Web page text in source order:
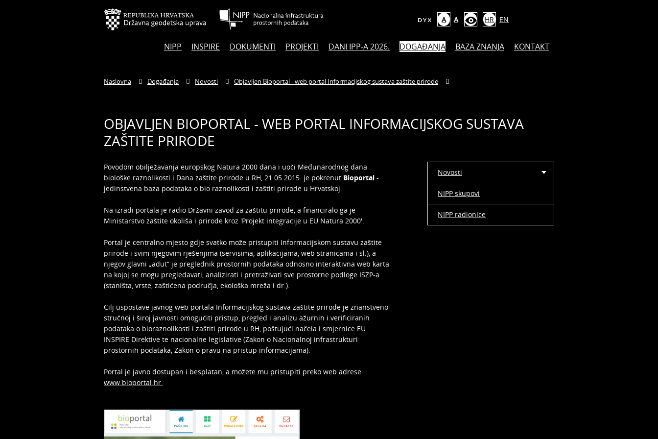
A A HR EN
NIPP INSPIRE DOKUMENTI PROJEKTI DANI IPP-A 2026. DOGAĐANJA BAZA ZNANJA KONTAKT
Naslovna Događanja Novosti Objavljen Bioportal - web portal Informacijskog sustava zaštite prirode
OBJAVLJEN BIOPORTAL - WEB PORTAL INFORMACIJSKOG SUSTAVA
ZAŠTITE PRIRODE
Povodom obilježavanja europskog Natura 2000 dana i uoči Međunarodnog dana
biološke raznolikosti i Dana zaštite prirode u RH, 21.05.2015. je pokrenut Bioportal -
jedinstvena baza podataka o bio raznolikosti i zaštiti prirode u Hrvatskoj.
Na izradi portala je radio Državni zavod za zaštitu prirode, a financiralo ga je
Ministarstvo zaštite okoliša i prirode kroz 'Projekt integracije u EU Natura 2000'.
Portal je centralno mjesto gdje svatko može pristupiti Informacijskom sustavu zaštite
prirode i svim njegovim rješenjima (servisima, aplikacijama, web stranicama i sl.), a
njegov glavni „adut“ je preglednik prostornih podataka odnosno interaktivna web karta
na kojoj se mogu pregledavati, analizirati i pretraživati sve prostorne podloge ISZP-a
(staništa, vrste, zaštićena područja, ekološka mreža i dr.).
Cilj uspostave javnog web portala Informacijskog sustava zaštite prirode je znanstveno-
stručnoj i široj javnosti omogućiti pristup, pregled i analizu ažurnih i verificiranih
podataka o bioraznolikosti i zaštiti prirode u RH, poštujući načela i smjernice EU
INSPIRE Direktive te nacionalne legislative (Zakon o Nacionalnoj infrastrukturi
prostornih podataka, Zakon o pravu na pristup informacijama).
Portal je javno dostupan i besplatan, a možete mu pristupiti preko web adrese
www.bioportal.hr.
Novosti
NIPP skupovi
NIPP radionice